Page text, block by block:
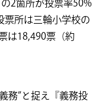
2箇所が投票率50%
票所は三輪小学校の
は18,490票（約
務”と捉え『義務投